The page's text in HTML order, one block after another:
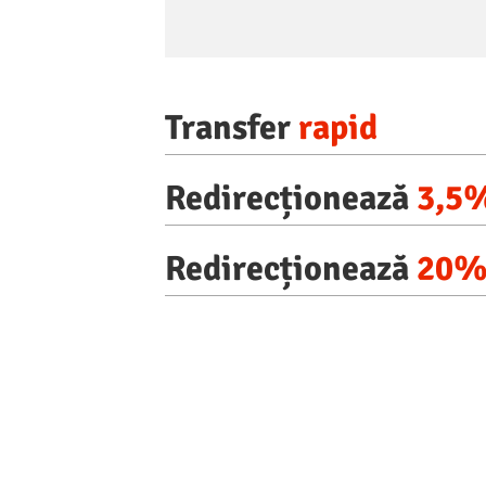
Transfer rapid
Redirecționează
Redirecționează 20%